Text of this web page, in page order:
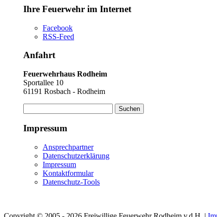
Ihre Feuerwehr im Internet
Facebook
RSS-Feed
Anfahrt
Feuerwehrhaus Rodheim
Sportallee 10
61191 Rosbach - Rodheim
nach:
Impressum
Ansprechpartner
Datenschutzerklärung
Impressum
Kontaktformular
Datenschutz-Tools